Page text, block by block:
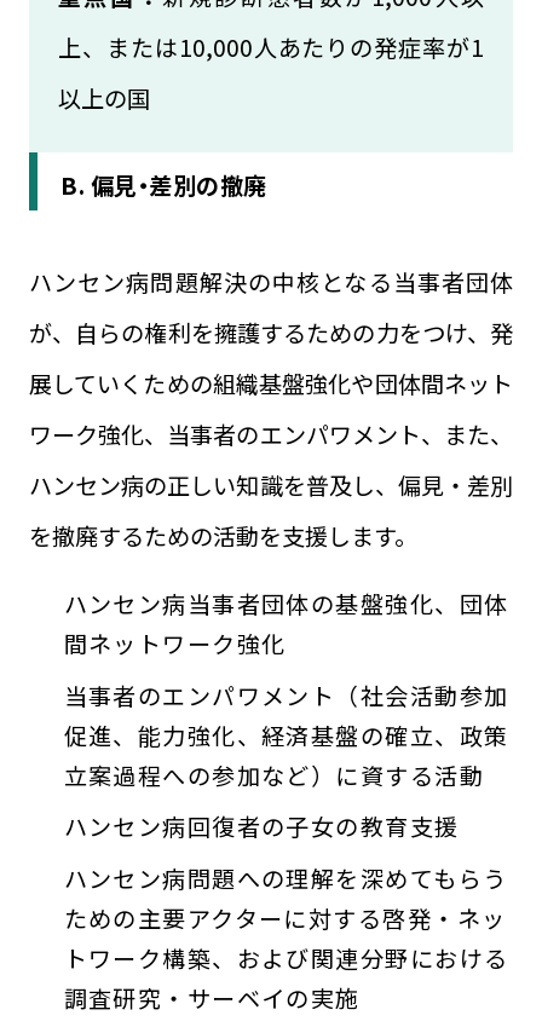
上、または10,000人あたりの発症率が1
以上の国
B. 偏見・差別の撤廃
ハンセン病問題解決の中核となる当事者団体
が、自らの権利を擁護するための力をつけ、発
展していくための組織基盤強化や団体間ネット
ワーク強化、当事者のエンパワメント、また、
ハンセン病の正しい知識を普及し、偏見・差別
を撤廃するための活動を支援します。
ハンセン病当事者団体の基盤強化、団体
間ネットワーク強化
当事者のエンパワメント（社会活動参加
促進、能力強化、経済基盤の確立、政策
立案過程への参加など）に資する活動
ハンセン病回復者の子女の教育支援
ハンセン病問題への理解を深めてもらう
ための主要アクターに対する啓発・ネッ
トワーク構築、および関連分野における
調査研究・サーベイの実施